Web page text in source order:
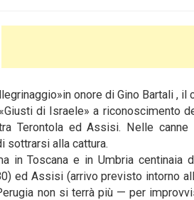
onore di Gino Bartali ,
di Israele» a riconoscimento
Terontola ed Assisi. Nelle
sottrarsi alla cattura.
in Toscana e in Umbria
ed Assisi (arrivo previsto intorno
non si terrà più — per